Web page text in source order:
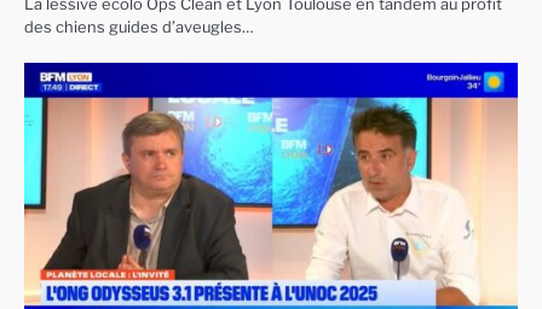
La lessive écolo Ops Clean et Lyon Toulouse en tandem au profit
des chiens guides d’aveugles…